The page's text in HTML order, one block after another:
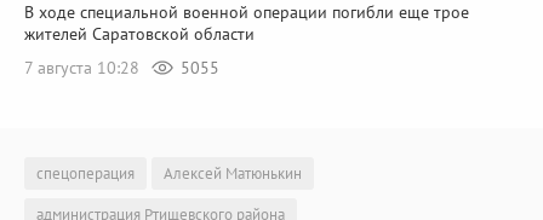
В ходе специальной военной операции погибли еще трое
жителей Саратовской области
7 августа 10:28
5055
спецоперация
Алексей Матюнькин
администрация Ртищевского района